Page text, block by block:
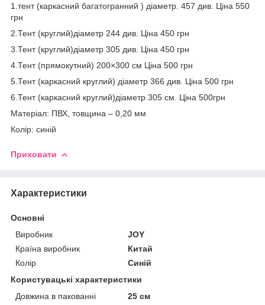
1.тент (каркасний багатогранний ) діаметр. 457 див. Ціна 550
грн
2.Тент (круглий)діаметр 244 див. Ціна 450 грн
3.Тент (круглий)діаметр 305 див. Ціна 450 грн
4.Тент (прямокутний) 200×300 см Ціна 500 грн
5.Тент (каркасний круглий) діаметр 366 див. Ціна 500 грн
6.Тент (каркасний круглий)діаметр 305 см. Ціна 500грн
Матеріал: ПВХ, товщина – 0,20 мм
Колір: синій
Приховати
Характеристики
Основні
Виробник
JOY
Країна виробник
Китай
Колір
Синій
Користувацькі характеристики
Довжина в пакованні
25 см